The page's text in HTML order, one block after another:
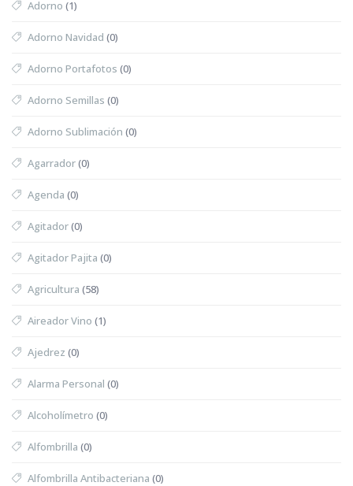
Adorno (1)
Adorno Navidad (0)
Adorno Portafotos (0)
Adorno Semillas (0)
Adorno Sublimación (0)
Agarrador(0)
Agenda (0)
Agitador(0)
Agitador Pajita (0)
Agricultura (58)
Aireador Vino (1)
Ajedrez (0)
Alarma Personal (0)
Alcoholímetro (0)
Alfombrilla (0)
Alfombrilla Antibacteriana (0)